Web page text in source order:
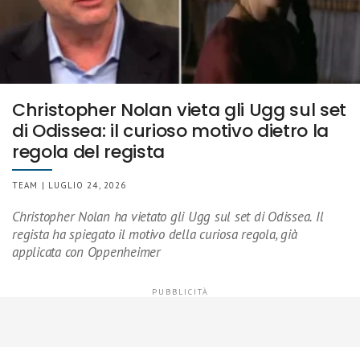
Christopher Nolan vieta gli Ugg sul set
di Odissea: il curioso motivo dietro la
regola del regista
TEAM | LUGLIO 24, 2026
Christopher Nolan ha vietato gli Ugg sul set di Odissea. Il
regista ha spiegato il motivo della curiosa regola, già
applicata con Oppenheimer